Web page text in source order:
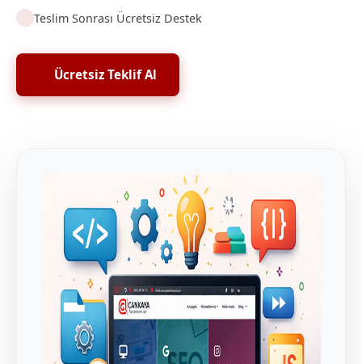
Teslim Sonrası Ücretsiz Destek
Ücretsiz Teklif Al